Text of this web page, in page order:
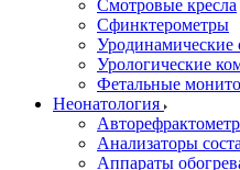
Смотровые кресла
Сфинктерометры
Уродинамические
Урологические
Фетальные
Неонатология
Анализаторы
Аппараты